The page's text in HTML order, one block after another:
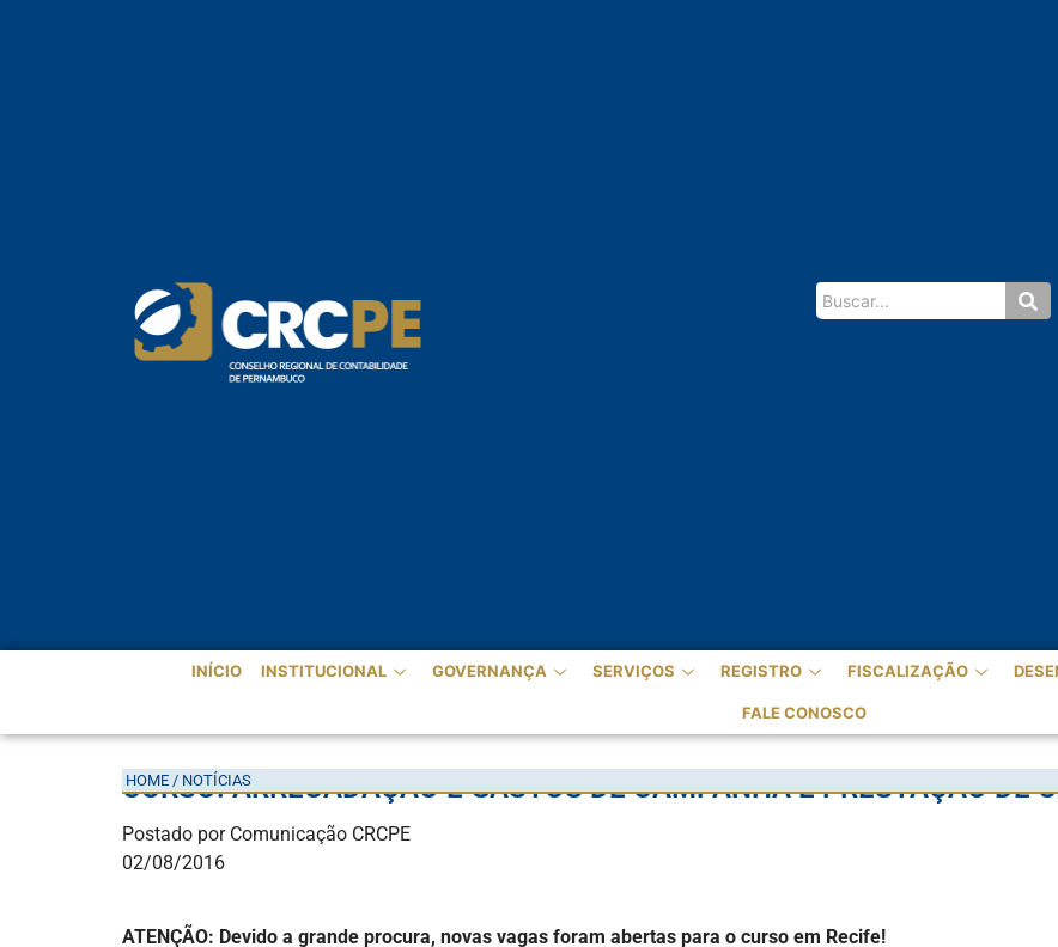
INÍCIO INSTITUCIONAL GOVERNANÇA SERVIÇOS REGISTRO FISCALIZAÇÃO
FALE CONOSCO
CURSO: ARRECADAÇÃO E GASTOS DE CAMPANHA E PRESTAÇÃO DE
HOME / NOTÍCIAS
Postado por Comunicação CRCPE
02/08/2016
ATENÇÃO: Devido a grande procura, novas vagas foram abertas para o curso em Recife!